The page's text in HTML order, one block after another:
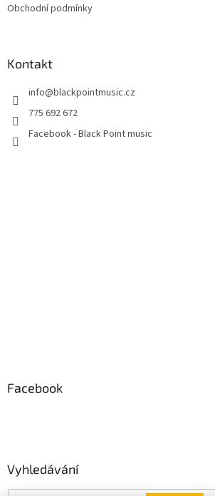
Obchodní podmínky
Kontakt
info@blackpointmusic.cz
775 692 672
Facebook - Black Point music
Facebook
Vyhledávání